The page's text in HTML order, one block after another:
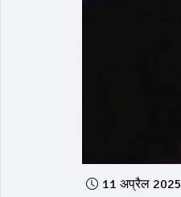
11 अप्रैल 2025